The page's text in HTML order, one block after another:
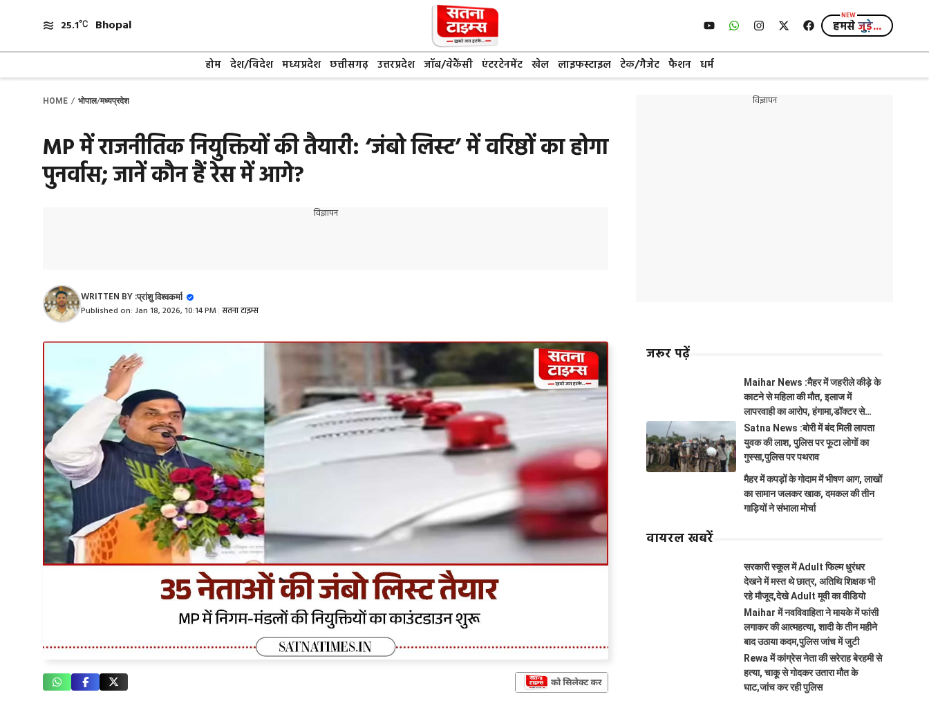
content
25.1 Bhopal हमसेजुड़े...
होम देश/विदेश मध्यप्रदेश छत्तीसगढ़ उत्तरप्रदेश जॉब/वेकैंसी एंटरटेनमेंट खेल लाइफस्टाइल टेक/गैजेट फैशन धर्म
HOME / भोपाल/मध्यप्रदेश
MP में राजनीतिक नियुक्तियों की तैयारी: ‘जंबो लिस्ट’ में वरिष्ठों का होगा
पुनर्वास; जानें कौन हैं रेस में आगे?
विज्ञापन
WRITTEN BY :प्रांशु विश्वकर्मा
Published on: Jan 18, 2026, 10:14 PM सतना टाइम्स
विज्ञापन
जरूर पढ़ें
Maihar News :मैहर में जहरीले कीड़े के
काटने से महिला की मौत, इलाज में
लापरवाही का आरोप, हंगामा,डॉक्टर से
झूमाझटकी
Satna News :बोरी में बंद मिली लापता
युवक की लाश, पुलिस पर फूटा लोगों का
गुस्सा,पुलिस पर पथराव
मैहर में कपड़ों के गोदाम में भीषण आग, लाखों
का सामान जलकर खाक, दमकल की तीन
गाड़ियों ने संभाला मोर्चा
वायरल खबरें
सरकारी स्कूल में Adult फिल्म धुरंधर
देखने में मस्त थे छात्र, अतिथि शिक्षक भी
रहे मौजूद,देखे Adult मूवी का वीडियो
Maihar में नवविवाहिता ने मायके में फांसी
लगाकर की आत्महत्या, शादी के तीन महीने
बाद उठाया कदम,पुलिस जांच में जुटी
Rewa में कांग्रेस नेता की सरेराह बेरहमी से
हत्या, चाकू से गोदकर उतारा मौत के
घाट,जांच कर रही पुलिस